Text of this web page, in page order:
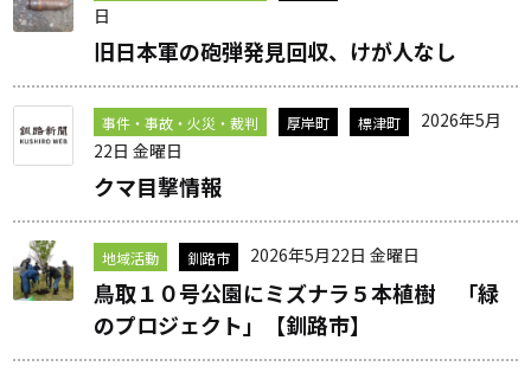
日
旧日本軍の砲弾発見回収、けが人なし
事件・事故・火災・裁判 厚岸町 標津町
2026年5月
22日 金曜日
クマ目撃情報
地域活動 釧路市 2026年5月22日 金曜日
鳥取１０号公園にミズナラ５本植樹 「緑
のプロジェクト」【釧路市】